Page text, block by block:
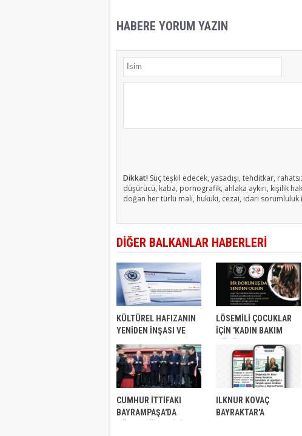
HABERE YORUM YAZIN
Dikkat! Suç teşkil edecek, yasadışı, tehditkar,
düşürücü, kaba, pornografik, ahlaka aykırı, kişilik
doğan her türlü mali, hukuki, cezai, idari
DİĞER BALKANLAR HABERLERİ
KÜLTÜREL HAFIZANIN
YENİDEN İNŞASI VE
TEMSİL PRATİKLERİ:
RUMELİ DERNEKLERİ
LÖSEMİLİ ÇOCUKLAR
İÇİN 'KADIN BAKIM
CUMHUR İTTİFAKI
BAYRAMPAŞA'DA
ILKNUR KOVAÇ
BAYRAKTAR'A